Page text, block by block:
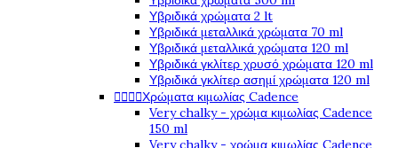
Υβριδικά χρώματα 2 lt
Υβριδικά μεταλλικά χρώματα 70 ml
Υβριδικά μεταλλικά χρώματα 120 ml
Υβριδικά γκλίτερ χρυσό χρώματα 120 ml
Υβριδικά γκλίτερ ασημί χρώματα 120 ml
Χρώματα κιμωλίας Cadence
Very chalky - χρώμα κιμωλίας Cadence
150 ml
Very chalky - χρώμα κιμωλίας Cadence